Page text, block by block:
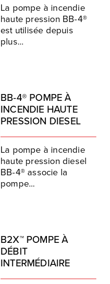
La pompe à incendie
haute pression BB-4®
est utilisée depuis
plus...
BB-4® POMPE À
INCENDIE HAUTE
PRESSION DIESEL
La pompe à incendie
haute pression diesel
BB-4® associe la
pompe...
B2X™ POMPE À
DÉBIT
INTERMÉDIAIRE